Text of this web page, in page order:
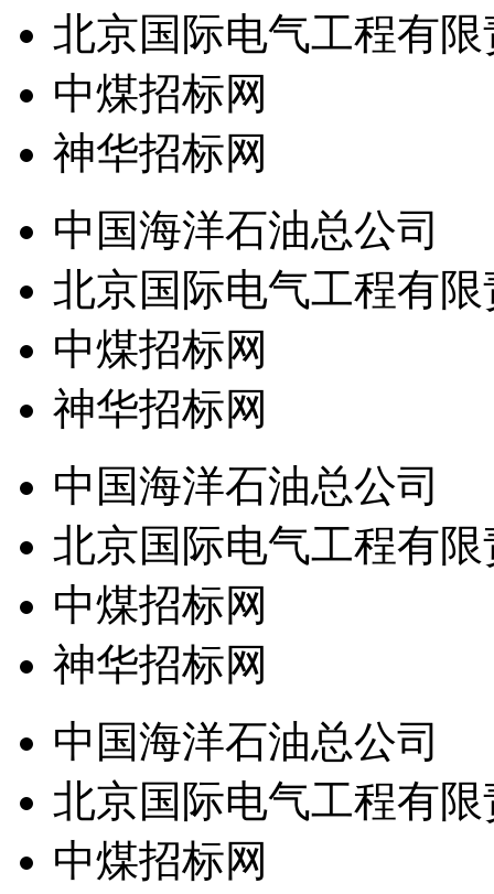
北京国际电气工程有
中煤招标网
神华招标网
中国海洋石油总公司
北京国际电气工程有
中煤招标网
神华招标网
中国海洋石油总公司
北京国际电气工程有
中煤招标网
神华招标网
中国海洋石油总公司
北京国际电气工程有
中煤招标网